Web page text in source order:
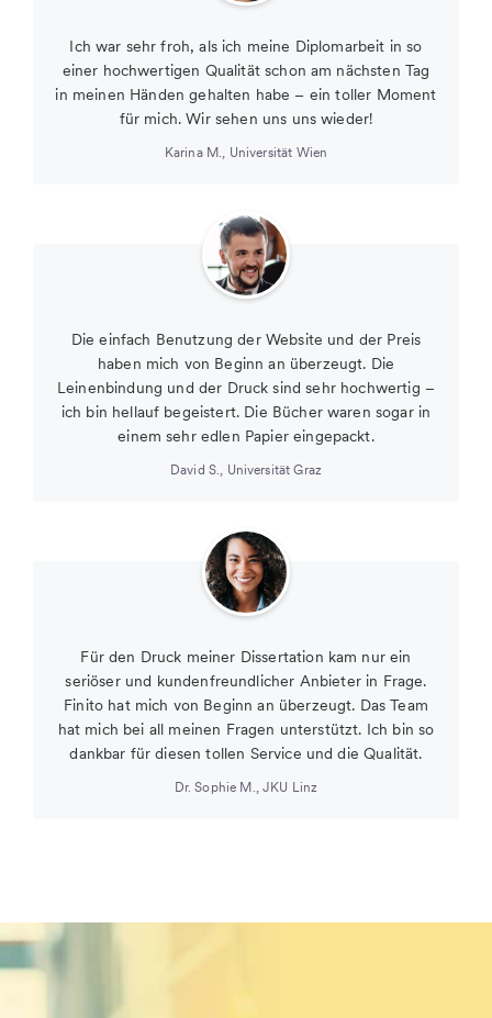
Ich war sehr froh, als ich meine Diplomarbeit in so
einer hochwertigen Qualität schon am nächsten Tag
in meinen Händen gehalten habe – ein toller Moment
für mich. Wir sehen uns uns wieder!
Karina M., Universität Wien
Die einfach Benutzung der Website und der Preis
haben mich von Beginn an überzeugt. Die
Leinenbindung und der Druck sind sehr hochwertig –
ich bin hellauf begeistert. Die Bücher waren sogar in
einem sehr edlen Papier eingepackt.
David S., Universität Graz
Für den Druck meiner Dissertation kam nur ein
seriöser und kundenfreundlicher Anbieter in Frage.
Finito hat mich von Beginn an überzeugt. Das Team
hat mich bei all meinen Fragen unterstützt. Ich bin so
dankbar für diesen tollen Service und die Qualität.
Dr. Sophie M.,JKU Linz